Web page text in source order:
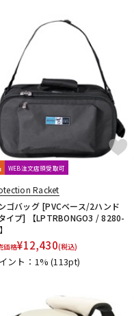
ヴィンテージ
WEB注文店頭受取可
Racket
ゴバッグ [PVCベース/2ハンド
イプ] 【LPTRBONGO3 / 8280-
価格¥12,430(税込)
ント：1%(113pt)